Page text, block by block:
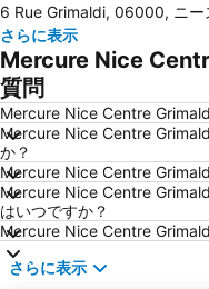
Villefranche-sur-Mer
Mantega
Festival de Cannes
Gare de Juan-Les-Pins
Ironman France - Nice
Pointe Croisette
Gambetta
Riquier
モナコ大公宮殿
6 Rue Grimaldi, 06000, ニー
さらに表示
Mercure Nice
質問
Mercure Nice Centre
Mercure Nice Centre
か？
Mercure Nice Centre
Mercure Nice Centre
はいつですか？
Mercure Nice Centre
さらに表示